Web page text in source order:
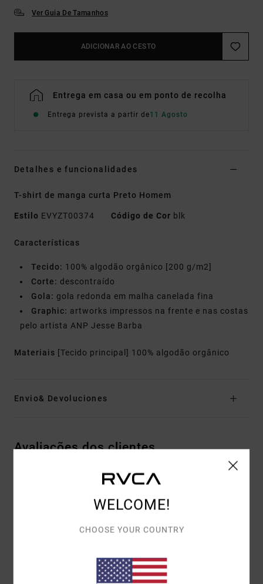
Ver Guia De Tamanhos
ADICIONAR AO CESTO
Entrega em casa ou em ponto de recolha
Entrega prevista a partir de11 Agosto
Detalhes e funcionalidades
T-shirt de manga curta Preto Homem
Estilo EVYZT00374 Código de Cor blk
Características
Tecido: 100% algodão orgânico [200 g/m2]
Corte: descontraído
Gola: gola redonda em malha canelada fina
Graphic: artworks impressos na frente e nas costas
pelo artista ANP Jesse Barba
Materiais [Tecido principal] 100% algodão orgânico
Envio& Devoluciones
Avaliações dos clientes
PONTUAÇÃO MÉDIA
5.0
1 AVALIAÇÕES VERIFICADAS
2026
100% DOS NOSSOS CLIENTES RECOMENDAM ESTE
WELCOME!
CHOOSE YOUR COUNTRY